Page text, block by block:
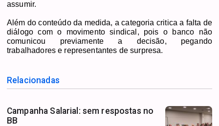
assumir.
Além do conteúdo da medida, a categoria critica a falta de
diálogo com o movimento sindical, pois o banco não
comunicou previamente a decisão, pegando
trabalhadores e representantes de surpresa.
Relacionadas
Campanha Salarial: sem respostas no
BB